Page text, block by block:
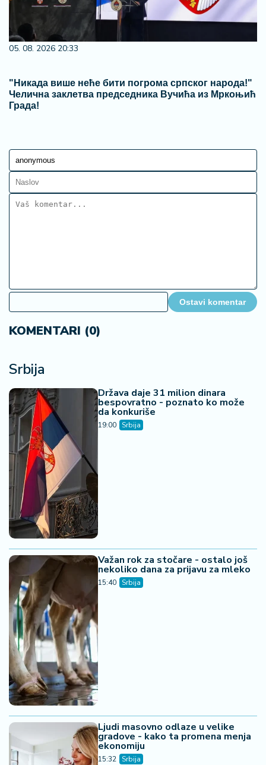
05. 08. 2026 20:33
"Никада више неће бити погрома српског народа!"
Челична заклетва председника Вучића из Мркоњић
Града!
Ostavi komentar
KOMENTARI (0)
Srbija
Država daje 31 milion dinara
bespovratno - poznato ko može
da konkuriše
19:00 Srbija
Važan rok za stočare - ostalo još
nekoliko dana za prijavu za mleko
15:40 Srbija
Ljudi masovno odlaze u velike
gradove - kako ta promena menja
ekonomiju
15:32 Srbija